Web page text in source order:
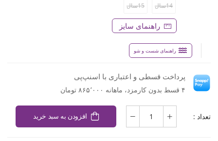
14سال 15سال
راهنمای سایز
راهنمای شست و شو
پرداخت قسطی و اعتباری با اسنپ‌پی
۴ قسط بدون کارمزد، ماهانه ۸۶۵٬۰۰۰ تومان
تعداد : افزودن به سبد خرید